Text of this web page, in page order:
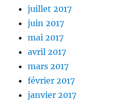
juillet 2017
juin 2017
mai 2017
avril 2017
mars 2017
février 2017
janvier 2017